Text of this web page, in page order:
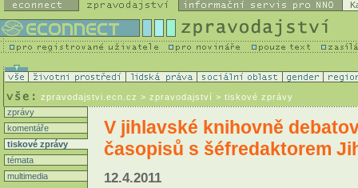
zpravodajstvi.ecn.cz > zpravodajství > tiskové zprávy
zprávy
komentáře
tiskové zprávy
témata
multimedia
V jihlavské knihovně
časopisů s šéfredaktorem
12.4.2011